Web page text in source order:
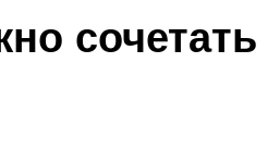
сочетать